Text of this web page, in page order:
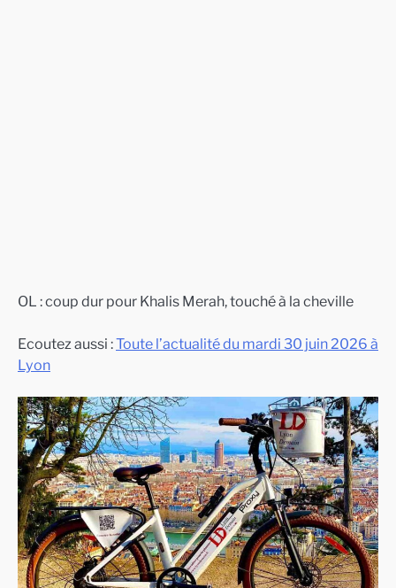
OL : coup dur pour Khalis Merah, touché à la cheville
Ecoutez aussi :Toute l’actualité du mardi 30 juin 2026 à
Lyon